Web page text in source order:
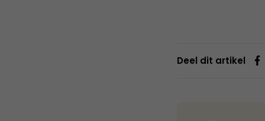
Deel dit artikel